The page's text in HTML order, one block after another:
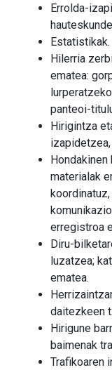
Errolda-
Estatistikak.
Hilerria
ematea:
panteoi-
Hirigintza
materialak
erregistroa
Diru-
luzatzea;
ematea.
daitezkeen
Hirigune
baimenak
Trafikoaren